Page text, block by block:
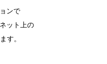
ンで
ット上の
す。